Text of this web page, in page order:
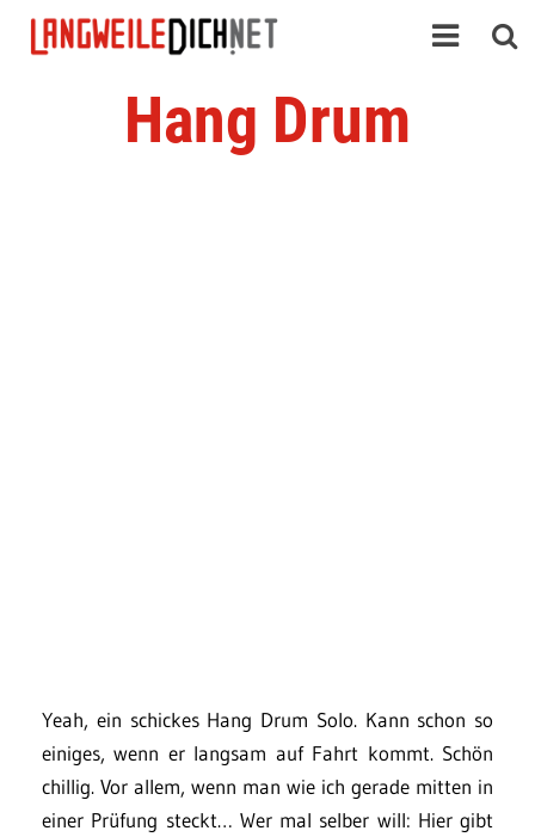
Hang Drum
Yeah, ein schickes Hang Drum Solo. Kann schon so
einiges, wenn er langsam auf Fahrt kommt. Schön
chillig. Vor allem, wenn man wie ich gerade mitten in
einer Prüfung steckt… Wer mal selber will: Hier gibt